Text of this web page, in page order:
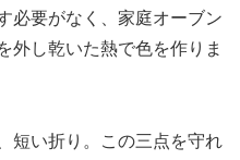
必要がなく、家庭オーブン
外し乾いた熱で色を作りま
短い折り。この三点を守れ